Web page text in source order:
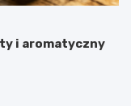
i aromatyczny